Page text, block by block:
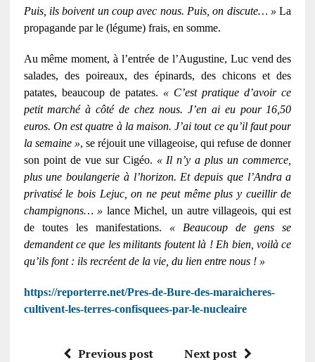
Puis, ils boivent un coup avec nous. Puis, on discute… » La
propagande par le (légume) frais, en somme.
Au même moment, à l’entrée de l’Augustine, Luc vend des
salades, des poireaux, des épinards, des chicons et des
patates, beaucoup de patates. « C’est pratique d’avoir ce
petit marché à côté de chez nous. J’en ai eu pour 16,50
euros. On est quatre à la maison. J’ai tout ce qu’il faut pour
la semaine », se réjouit une villageoise, qui refuse de donner
son point de vue sur Cigéo. « Il n’y a plus un commerce,
plus une boulangerie à l’horizon. Et depuis que l’Andra a
privatisé le bois Lejuc, on ne peut même plus y cueillir de
champignons… » lance Michel, un autre villageois, qui est
de toutes les manifestations. « Beaucoup de gens se
demandent ce que les militants foutent là ! Eh bien, voilà ce
qu’ils font : ils recréent de la vie, du lien entre nous ! »
https://reporterre.net/Pres-de-Bure-des-maraicheres-
cultivent-les-terres-confisquees-par-le-nucleaire
Previous post Next post